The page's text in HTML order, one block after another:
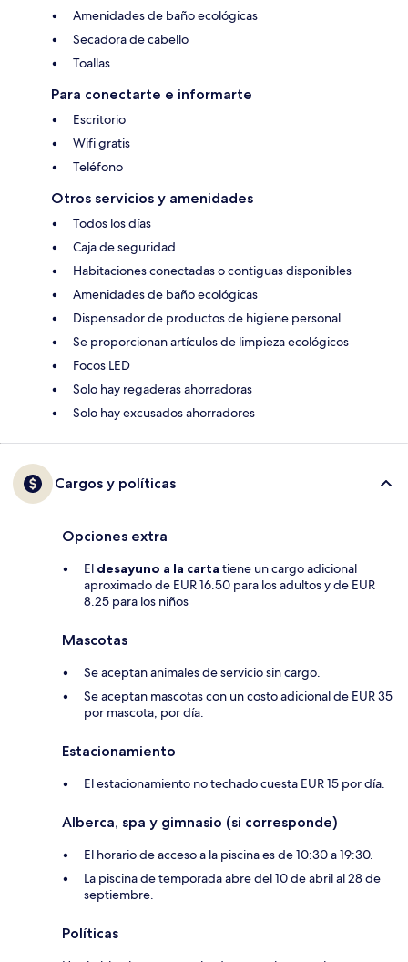
Amenidades de baño ecológicas
Secadora de cabello
Toallas
Para conectarte e informarte
Escritorio
Wifi gratis
Teléfono
Otros servicios y amenidades
Todos los días
Caja de seguridad
Habitaciones conectadas o contiguas disponibles
Amenidades de baño ecológicas
Dispensador de productos de higiene personal
Se proporcionan artículos de limpieza ecológicos
Focos LED
Solo hay regaderas ahorradoras
Solo hay excusados ahorradores
Cargos y políticas
Opciones extra
El desayuno a la carta tiene un cargo adicional
aproximado de EUR 16.50 para los adultos y de EUR
8.25 para los niños
Mascotas
Se aceptan animales de servicio sin cargo.
Se aceptan mascotas con un costo adicional de EUR 35
por mascota, por día.
Estacionamiento
El estacionamiento no techado cuesta EUR 15 por día.
Alberca, spa y gimnasio (si corresponde)
El horario de acceso a la piscina es de 10:30 a 19:30.
La piscina de temporada abre del 10 de abril al 28 de
septiembre.
Políticas